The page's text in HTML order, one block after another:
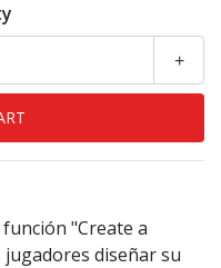
+
"Create a
diseñar su